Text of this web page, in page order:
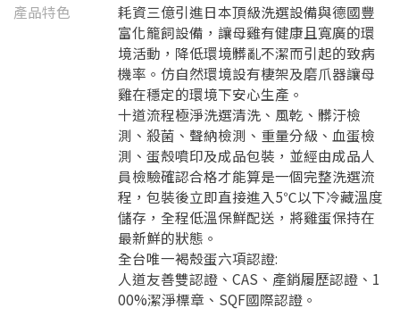
產品特色
耗資三億引進日本頂級洗選設備與德國豐
富化籠飼設備，讓母雞有健康且寬廣的環
境活動，降低環境髒亂不潔而引起的致病
機率。仿自然環境設有棲架及磨爪器讓母
雞在穩定的環境下安心生產。
十道流程極淨洗選清洗、風乾、髒汙檢
測、殺菌、聲納檢測、重量分級、血蛋檢
測、蛋殼噴印及成品包裝，並經由成品人
員檢驗確認合格才能算是一個完整洗選流
程，包裝後立即直接進入5℃以下冷藏溫度
儲存，全程低溫保鮮配送，將雞蛋保持在
最新鮮的狀態。
全台唯一褐殼蛋六項認證:
人道友善雙認證、CAS、產銷履歷認證、1
00%潔淨標章、SQF國際認證。